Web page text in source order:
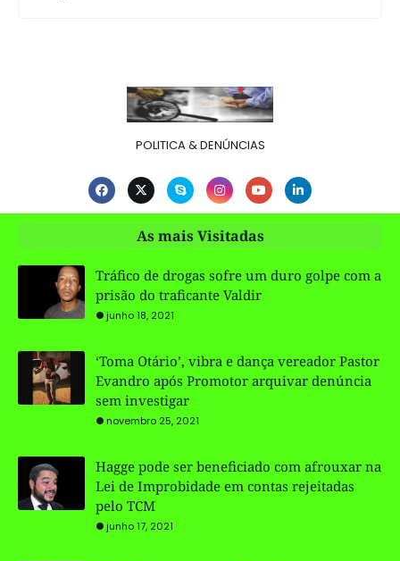
POLITICA & DENÚNCIAS
As mais Visitadas
Tráfico de drogas sofre um duro golpe com a
prisão do traficante Valdir
junho 18, 2021
‘Toma Otário’, vibra e dança vereador Pastor
Evandro após Promotor arquivar denúncia
sem investigar
novembro 25, 2021
Hagge pode ser beneficiado com afrouxar na
Lei de Improbidade em contas rejeitadas
pelo TCM
junho 17, 2021